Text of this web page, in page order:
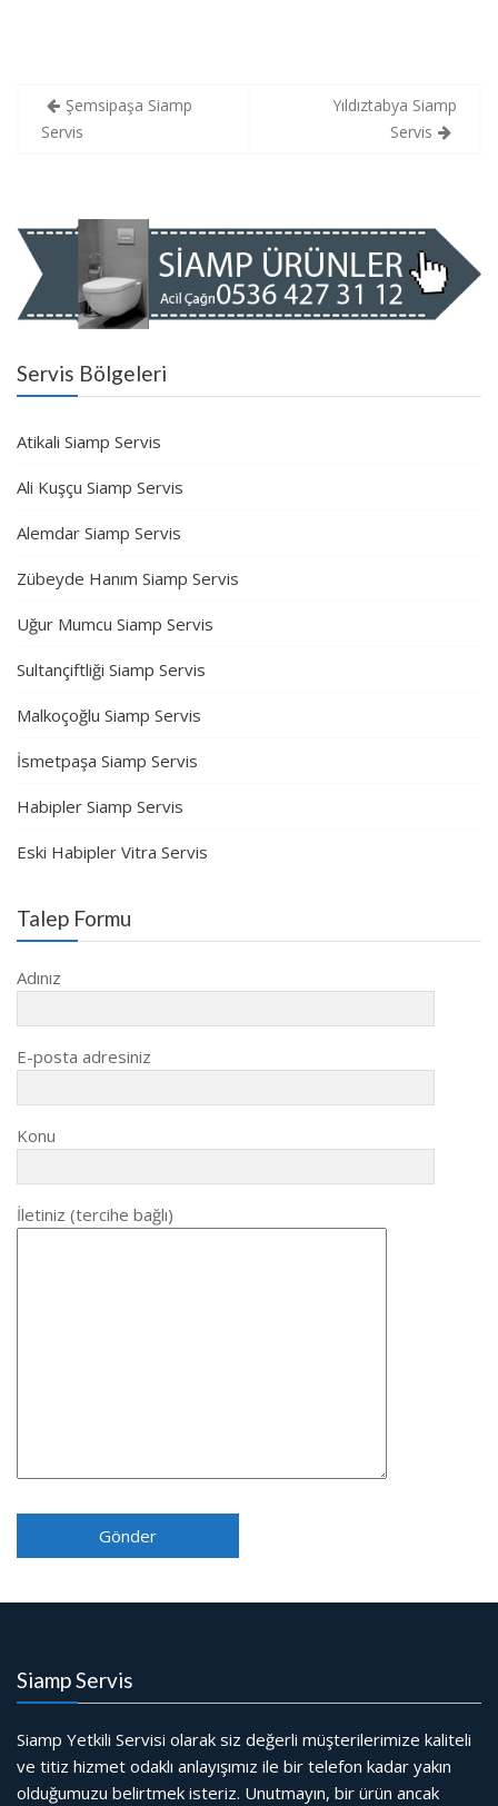
Yazı
gezinmesi
Şemsipaşa Siamp
Servis
Yıldıztabya Siamp
Servis
Servis Bölgeleri
Atikali Siamp Servis
Ali Kuşçu Siamp Servis
Alemdar Siamp Servis
Zübeyde Hanım Siamp Servis
Uğur Mumcu Siamp Servis
Sultançiftliği Siamp Servis
Malkoçoğlu Siamp Servis
İsmetpaşa Siamp Servis
Habipler Siamp Servis
Eski Habipler Vitra Servis
Talep Formu
Adınız
E-posta adresiniz
Konu
İletiniz (tercihe bağlı)
Siamp Servis
Siamp Yetkili Servisi olarak siz değerli müşterilerimize kaliteli
ve titiz hizmet odaklı anlayışımız ile bir telefon kadar yakın
olduğumuzu belirtmek isteriz. Unutmayın, bir ürün ancak